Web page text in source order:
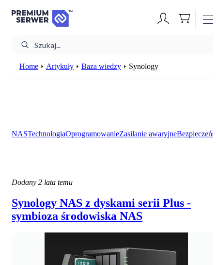
Home Artykuły Baza wiedzy Synology
NASTechnologiaOprogramowanieZasilanie awaryjne
Dodany 2 lata temu
Synology NAS z dyskami serii Plus -
symbioza środowiska NAS